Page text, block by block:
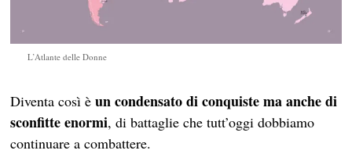
L’Atlante delle Donne
Diventa così èun condensato di conquiste ma anche di
sconfitte enormi, di battaglie che tutt’oggi dobbiamo
continuare a combattere.